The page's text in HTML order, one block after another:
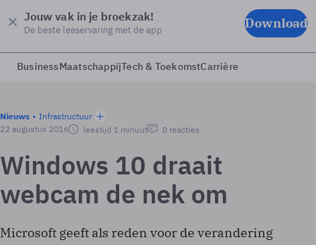
Jouw vak in je broekzak!
De beste leeservaring met de app Download
BusinessMaatschappijTech & ToekomstCarrière
Nieuws
Infrastructuur
22 augustus 2016
leestijd 1 minuut 0 reacties
Windows 10 draait
webcam de nek om
Microsoft geeft als reden voor de verandering